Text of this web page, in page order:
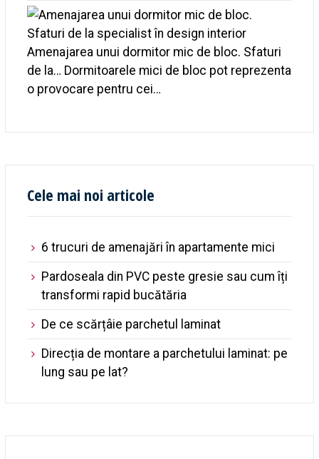
Amenajarea unui dormitor mic de bloc. Sfaturi
de la… Dormitoarele mici de bloc pot reprezenta
o provocare pentru cei…
Cele mai noi articole
6 trucuri de amenajări în apartamente mici
Pardoseala din PVC peste gresie sau cum îți
transformi rapid bucătăria
De ce scărțâie parchetul laminat
Direcția de montare a parchetului laminat: pe
lung sau pe lat?